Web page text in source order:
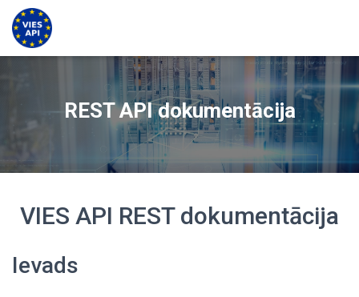
REST API dokumentācija
VIES API REST dokumentācija
Ievads